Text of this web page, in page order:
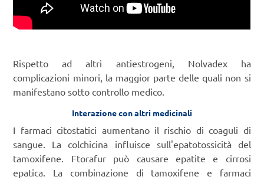
Rispetto ad altri antiestrogeni, Nolvadex ha
complicazioni minori, la maggior parte delle quali non si
manifestano sotto controllo medico.
Interazione con altri medicinali
I farmaci citostatici aumentano il rischio di coaguli di
sangue. La colchicina influisce sull'epatotossicità del
tamoxifene. Ftorafur può causare epatite e cirrosi
epatica. La combinazione di tamoxifene e farmaci